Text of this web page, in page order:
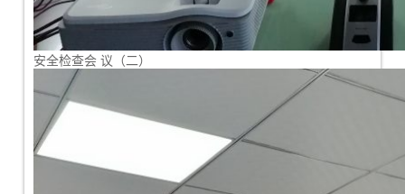
安全检查会 议（二）